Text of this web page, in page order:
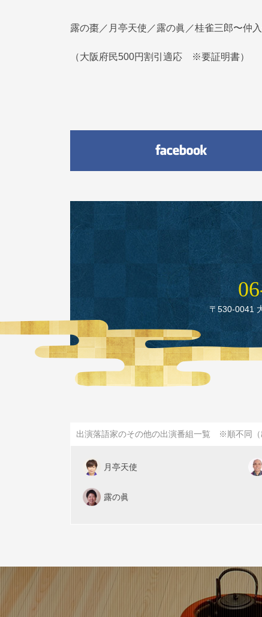
露の棗／月亭天使／露の眞／桂雀三郎〜仲
（大阪府民500円割引適応 ※要証明書）
〒530‑0041
出演落語家のその他の出演番組一覧 ※順不同（
月亭天使
露の眞